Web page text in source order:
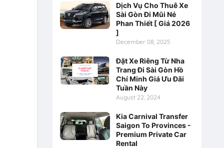
Dịch Vụ Cho Thuê Xe
Sài Gòn Đi Mũi Né
Phan Thiết [ Giá 2026
]
December 08, 2025
Đặt Xe Riêng Từ Nha
Trang Đi Sài Gòn Hồ
Chí Minh Giá Ưu Đãi
Tuần Này
August 22, 2024
Kia Carnival Transfer
Saigon To Provinces -
Premium Private Car
Rental